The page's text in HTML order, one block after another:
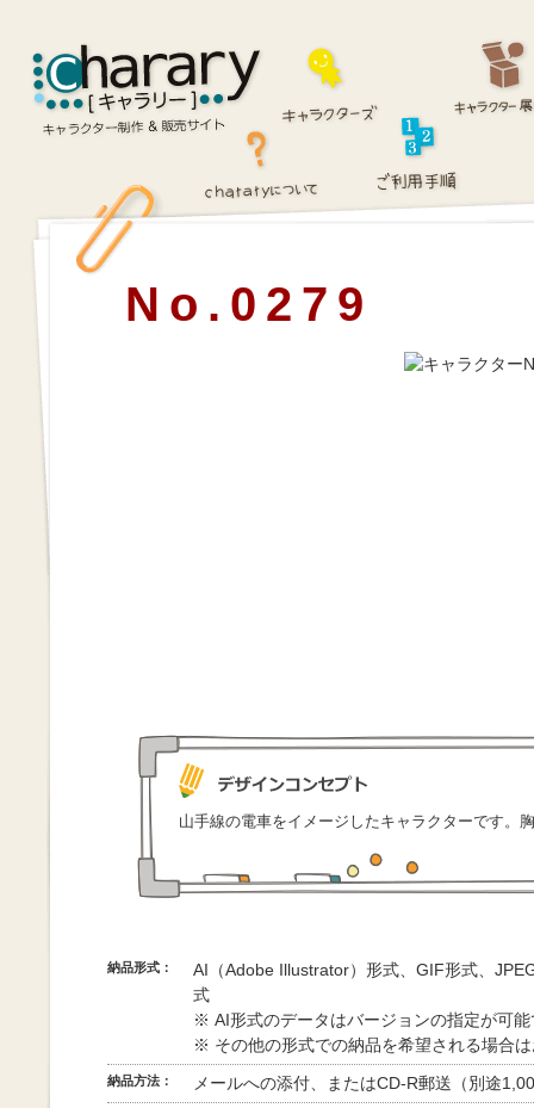
No.0279
山手線の電車をイメージしたキャラクターです。
納品形式：
AI（Adobe Illustrator）形式、GIF形式、
式
※ AI形式のデータはバージョンの指定が可能
※ その他の形式での納品を希望される場合
納品方法： メールへの添付、またはCD-R郵送（別途